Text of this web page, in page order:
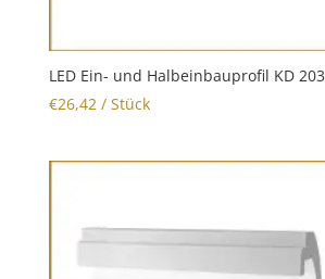
LED Ein- und Halbeinbauprofil KD 203
€26,42/ Stück